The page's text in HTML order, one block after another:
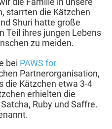
starrten die Kätzchen
Shuri hatte große
Teil ihres jungen Lebens
zu meiden.
bei PAWS for
Partnerorganisation,
die Kätzchen etwa 3-4
erhielten die
Ruby und Saffre.